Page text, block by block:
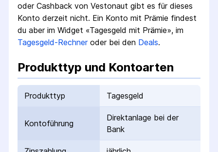
oder Cashback von Vestonaut gibt es für dieses
Konto derzeit nicht. Ein Konto mit Prämie findest
du aber im Widget «Tagesgeld mit Prämie», im
Tagesgeld-Rechneroder bei den Deals.
Produkttyp und Kontoarten
Produkttyp Tagesgeld
Kontoführung
Direktanlage bei der
Bank